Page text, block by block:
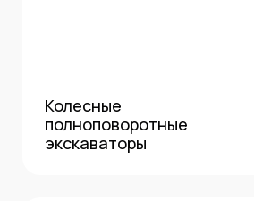
Колесные
полноповоротные
экскаваторы